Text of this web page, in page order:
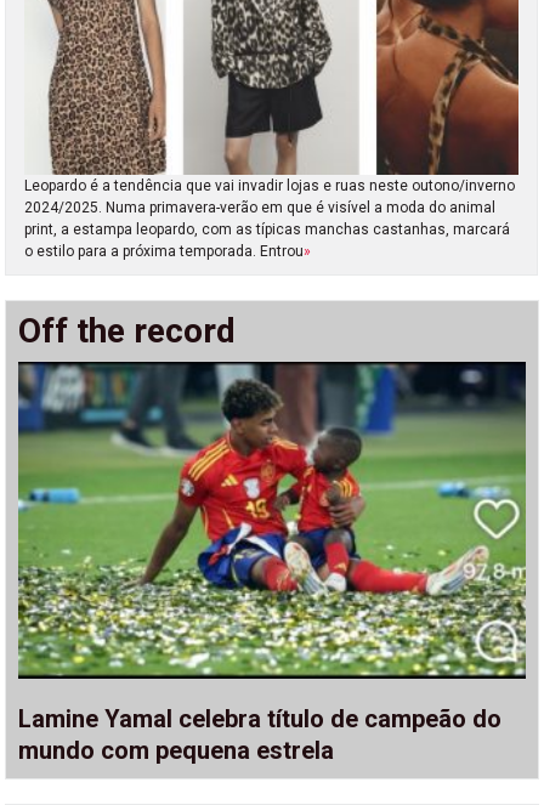
Leopardo é a tendência que vai invadir lojas e ruas neste outono/inverno
2024/2025. Numa primavera-verão em que é visível a moda do animal
print, a estampa leopardo, com as típicas manchas castanhas, marcará
o estilo para a próxima temporada. Entrou»
Off the record
Lamine Yamal celebra título de campeão do
mundo com pequena estrela